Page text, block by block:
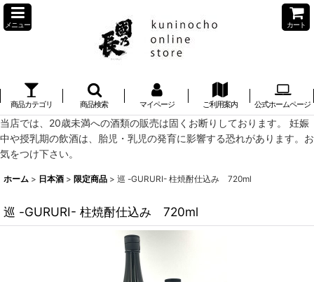
メニュー カート
商品カテゴリ 商品検索 マイページ ご利用案内 公式ホームページ
当店では、20歳未満への酒類の販売は固くお断りしております。 妊娠
中や授乳期の飲酒は、胎児・乳児の発育に影響する恐れがあります。お
気をつけ下さい。
ホーム > 日本酒 > 限定商品 > 巡 -GURURI- 柱焼酎仕込み 720ml
巡 -GURURI- 柱焼酎仕込み 720ml